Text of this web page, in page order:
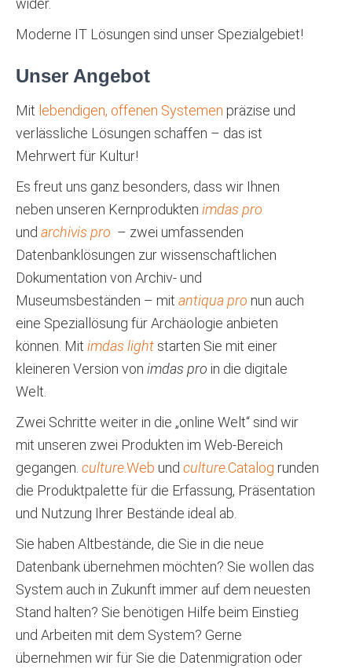
wider.
Moderne IT Lösungen sind unser Spezialgebiet!
Unser Angebot
Mit lebendigen, offenen Systemen präzise und
verlässliche Lösungen schaffen – das ist
Mehrwert für Kultur!
Es freut uns ganz besonders, dass wir Ihnen
neben unseren Kernprodukten imdas pro
und archivis pro – zwei umfassenden
Datenbanklösungen zur wissenschaftlichen
Dokumentation von Archiv- und
Museumsbeständen – mit antiqua pro nun auch
eine Speziallösung für Archäologie anbieten
können. Mit imdas light starten Sie mit einer
kleineren Version von imdas pro in die digitale
Welt.
Zwei Schritte weiter in die „online Welt“ sind wir
mit unseren zwei Produkten im Web-Bereich
gegangen. culture.Web und culture.Catalog runden
die Produktpalette für die Erfassung, Präsentation
und Nutzung Ihrer Bestände ideal ab.
Sie haben Altbestände, die Sie in die neue
Datenbank übernehmen möchten? Sie wollen das
System auch in Zukunft immer auf dem neuesten
Stand halten? Sie benötigen Hilfe beim Einstieg
und Arbeiten mit dem System? Gerne
übernehmen wir für Sie die Datenmigration oder